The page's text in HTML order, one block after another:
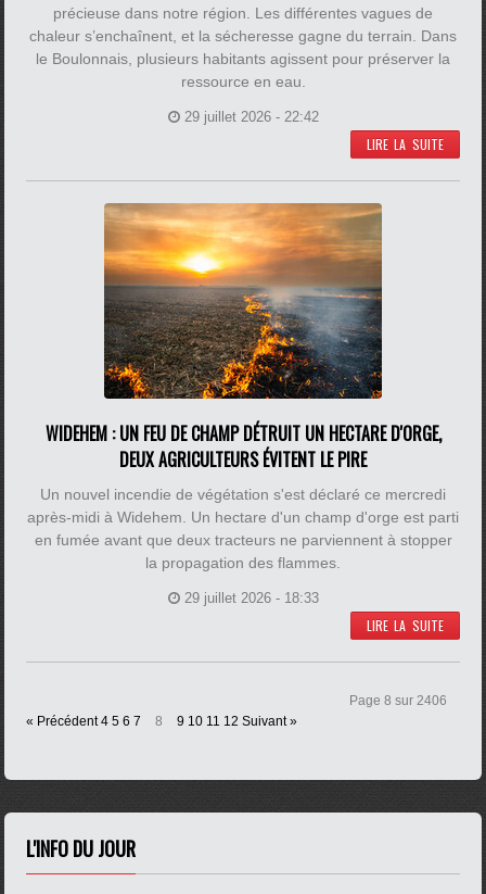
précieuse dans notre région. Les différentes vagues de
chaleur s’enchaînent, et la sécheresse gagne du terrain. Dans
le Boulonnais, plusieurs habitants agissent pour préserver la
ressource en eau.
29 juillet 2026 - 22:42
LIRE LA SUITE
WIDEHEM : UN FEU DE CHAMP DÉTRUIT UN HECTARE D'ORGE,
DEUX AGRICULTEURS ÉVITENT LE PIRE
Un nouvel incendie de végétation s'est déclaré ce mercredi
après-midi à Widehem. Un hectare d'un champ d'orge est parti
en fumée avant que deux tracteurs ne parviennent à stopper
la propagation des flammes.
29 juillet 2026 - 18:33
LIRE LA SUITE
« Précédent 4 5 6 7 8 9 10 11 12 Suivant »
Page 8 sur 2406
L'INFO DU JOUR